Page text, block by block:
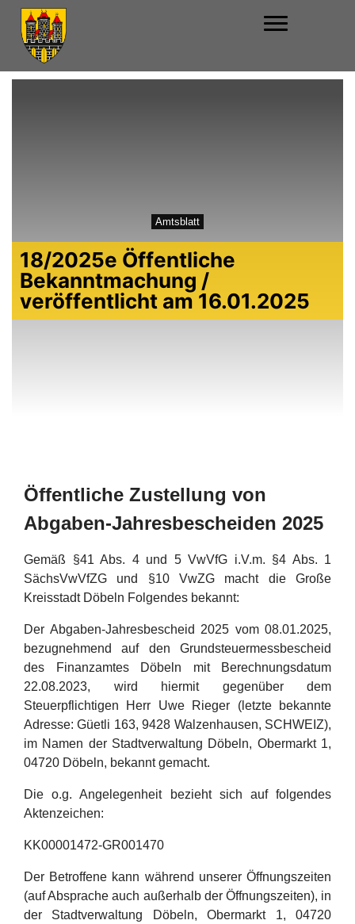
Amtsblatt
18/2025e Öffentliche
Bekanntmachung /
veröffentlicht am 16.01.2025
Öffentliche Zustellung von
Abgaben-Jahresbescheiden 2025
Gemäß §41 Abs. 4 und 5 VwVfG i.V.m. §4 Abs. 1
SächsVwVfZG und §10 VwZG macht die Große
Kreisstadt Döbeln Folgendes bekannt:
Der Abgaben-Jahresbescheid 2025 vom 08.01.2025,
bezugnehmend auf den Grundsteuermessbescheid
des Finanzamtes Döbeln mit Berechnungsdatum
22.08.2023, wird hiermit gegenüber dem
Steuerpflichtigen Herr Uwe Rieger (letzte bekannte
Adresse: Güetli 163, 9428 Walzenhausen, SCHWEIZ),
im Namen der Stadtverwaltung Döbeln, Obermarkt 1,
04720 Döbeln, bekannt gemacht.
Die o.g. Angelegenheit bezieht sich auf folgendes
Aktenzeichen:
KK00001472-GR001470
Der Betroffene kann während unserer Öffnungszeiten
(auf Absprache auch außerhalb der Öffnungszeiten), in
der Stadtverwaltung Döbeln, Obermarkt 1, 04720